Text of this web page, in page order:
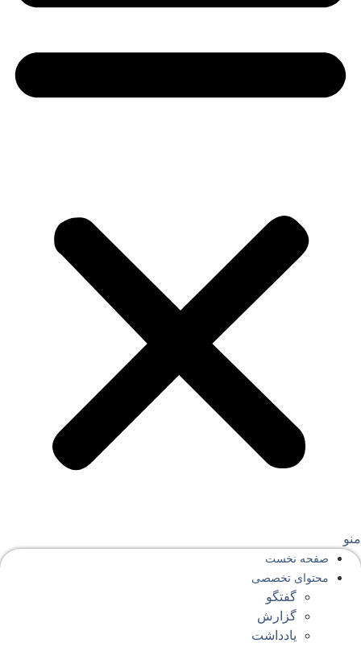
صفحه‌ نخست
محتوای‌ تخصصی
گفتگو
گزارش
یادداشت